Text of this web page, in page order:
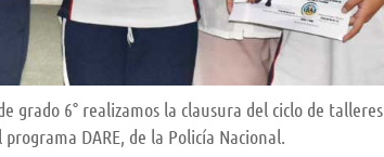
6° realizamos la clausura del ciclo de talleres
DARE, de la Policía Nacional.